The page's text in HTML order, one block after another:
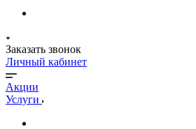
Заказать звонок
Личный кабинет
Акции
Услуги